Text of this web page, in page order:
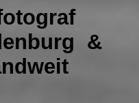
&